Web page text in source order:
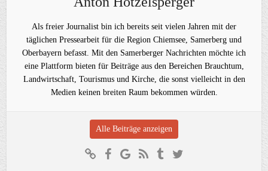
Als freier Journalist bin ich bereits seit vielen Jahren mit der
täglichen Pressearbeit für die Region Chiemsee, Samerberg und
Oberbayern befasst. Mit den Samerberger Nachrichten möchte ich
eine Plattform bieten für Beiträge aus den Bereichen Brauchtum,
Landwirtschaft, Tourismus und Kirche, die sonst vielleicht in den
Medien keinen breiten Raum bekommen würden.
Alle Beiträge anzeigen